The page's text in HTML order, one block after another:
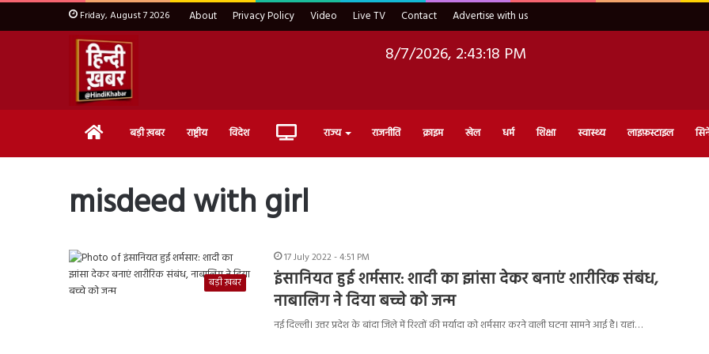
Friday, August 7 2026 About Privacy Policy Video Live TV Contact Advertise with us
8/7/2026, 2:43:19 PM
Home बड़ी ख़बर राष्ट्रीय विदेश Live राज्य राजनीति क्राइम खेल धर्म शिक्षा स्वास्थ्य लाइफ़स्टाइल
misdeed with girl
बड़ी ख़बर
17 July 2022 - 4:51 PM
इंसानियत हुई शर्मसार: शादी का झांसा देकर बनाएं शारीरिक संबंध,
नाबालिग ने दिया बच्चे को जन्म
नई दिल्ली। उत्तर प्रदेश के बांदा जिले में रिश्तों की मर्यादा को शर्मसार करने वाली घटना सामने आई है। यहां…